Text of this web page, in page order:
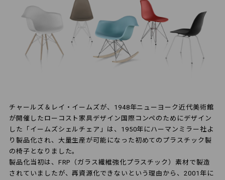
チャールズ＆レイ・イームズが、1948年ニューヨーク近代美術館
が開催したローコスト家具デザイン国際コンペのためにデザイン
した「イームズシェルチェア」は、1950年にハーマンミラー社よ
り製品化され、大量生産が可能になった初めてのプラスチック製
の椅子となりました。
製品化当初は、FRP（ガラス繊維強化プラスチック）素材で製造
されていましたが、再資源化できないという理由から、2001年に